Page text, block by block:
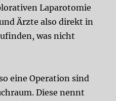
Laparotomie
Ärzte also direkt in
was nicht
eine Operation sind
Diese nennt